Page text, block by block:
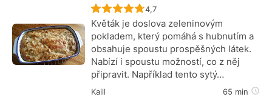
Recept ještě nebyl hodnocen
4,7
Květák je doslova zeleninovým
pokladem, který pomáhá s hubnutím a
obsahuje spoustu prospěšných látek.
Nabízí i spoustu možností, co z něj
připravit. Například tento sytý…
Kaill 65 min